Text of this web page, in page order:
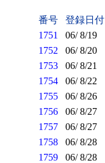
番号 登録日付
1751
06/ 8/19
1752
06/ 8/20
1753
06/ 8/21
1754
06/ 8/22
1755
06/ 8/26
1756
06/ 8/27
1757
06/ 8/27
1758
06/ 8/28
1759
06/ 8/28